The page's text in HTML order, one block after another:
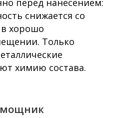
перед нанесением:
снижается со
хорошо
Только
химию состава.